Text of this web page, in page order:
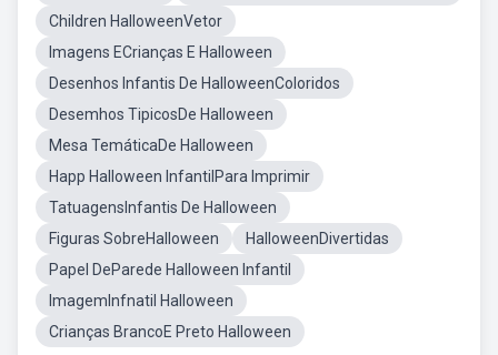
Children HalloweenVetor
Imagens ECrianças E Halloween
Desenhos Infantis De HalloweenColoridos
Desemhos TipicosDe Halloween
Mesa TemáticaDe Halloween
Happ Halloween InfantilPara Imprimir
TatuagensInfantis De Halloween
Figuras SobreHalloween
HalloweenDivertidas
Papel DeParede Halloween Infantil
ImagemInfnatil Halloween
Crianças BrancoE Preto Halloween